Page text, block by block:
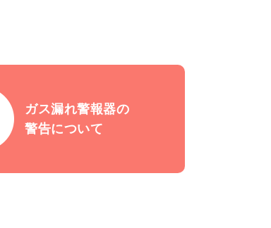
ガス漏れ警報器の
警告について